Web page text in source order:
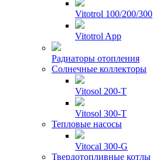
Vitotrol 100/200/300
Vitotrol App
Радиаторы отопления
Солнечные коллекторы
Vitosol 200-T
Vitosol 300-T
Тепловые насосы
Vitocal 300-G
Твердотопливные котлы